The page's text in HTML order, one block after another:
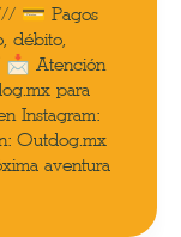
💳 Pagos
débito,
📩 Atención
para
Instagram:
Outdog.mx
aventura